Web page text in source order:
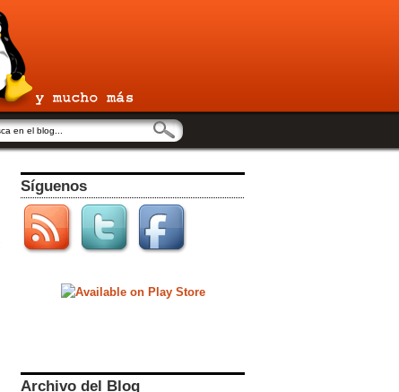
Síguenos
Archivo del Blog